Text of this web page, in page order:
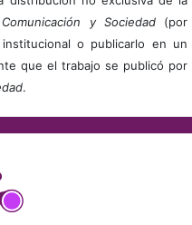
Comunicación y Sociedad(por
o publicarlo en un
que el trabajo se publicó por
.